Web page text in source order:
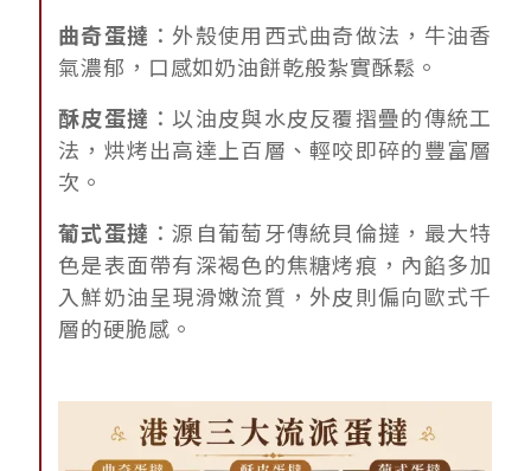
曲奇蛋撻 ：外殼使用西式曲奇做法，牛油香
氣濃郁，口感如奶油餅乾般紮實酥鬆。
酥皮蛋撻 ：以油皮與水皮反覆摺疊的傳統工
法，烘烤出高達上百層、輕咬即碎的豐富層
次。
葡式蛋撻 ：源自葡萄牙傳統貝倫撻，最大特
色是表面帶有深褐色的焦糖烤痕，內餡多加
入鮮奶油呈現滑嫩流質，外皮則偏向歐式千
層的硬脆感。